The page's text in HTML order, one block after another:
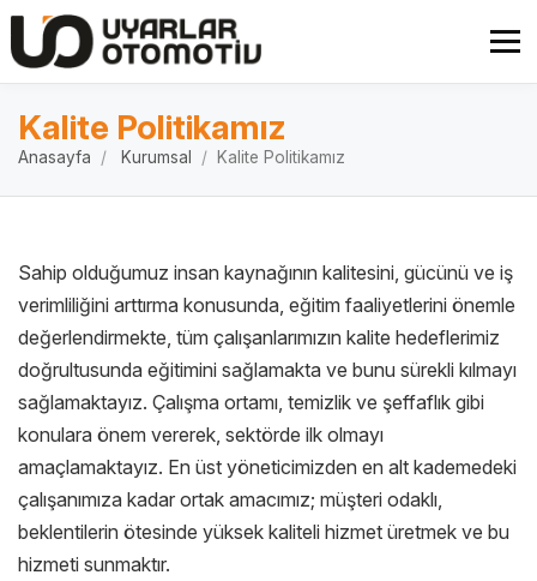
Kalite Politikamız
Anasayfa Kurumsal Kalite Politikamız
Sahip olduğumuz insan kaynağının kalitesini, gücünü ve iş
verimliliğini arttırma konusunda, eğitim faaliyetlerini önemle
değerlendirmekte, tüm çalışanlarımızın kalite hedeflerimiz
doğrultusunda eğitimini sağlamakta ve bunu sürekli kılmayı
sağlamaktayız. Çalışma ortamı, temizlik ve şeffaflık gibi
konulara önem vererek, sektörde ilk olmayı
amaçlamaktayız. En üst yöneticimizden en alt kademedeki
çalışanımıza kadar ortak amacımız; müşteri odaklı,
beklentilerin ötesinde yüksek kaliteli hizmet üretmek ve bu
hizmeti sunmaktır.